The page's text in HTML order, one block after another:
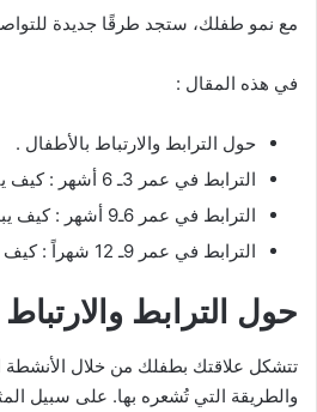
مع نمو طفلك، ستجد طرقًا جديدة
في هذه المقال :
حول الترابط والارتباط بالأطفال .
الترابط في عمر 3ـ 6 أشهر : كيف يبدو وكيف يستجيب .
الترابط في عمر 6ـ9 أشهر : كيف يبدو وكيف يستجيب .
الترابط في عمر 9ـ 12 شهراً : كيف يبدو وكيف يستجيب .
حول الترابط
تتشكل علاقتك بطفلك من خلال الأنشطة
والطريقة التي تُشعره بها. على سبيل